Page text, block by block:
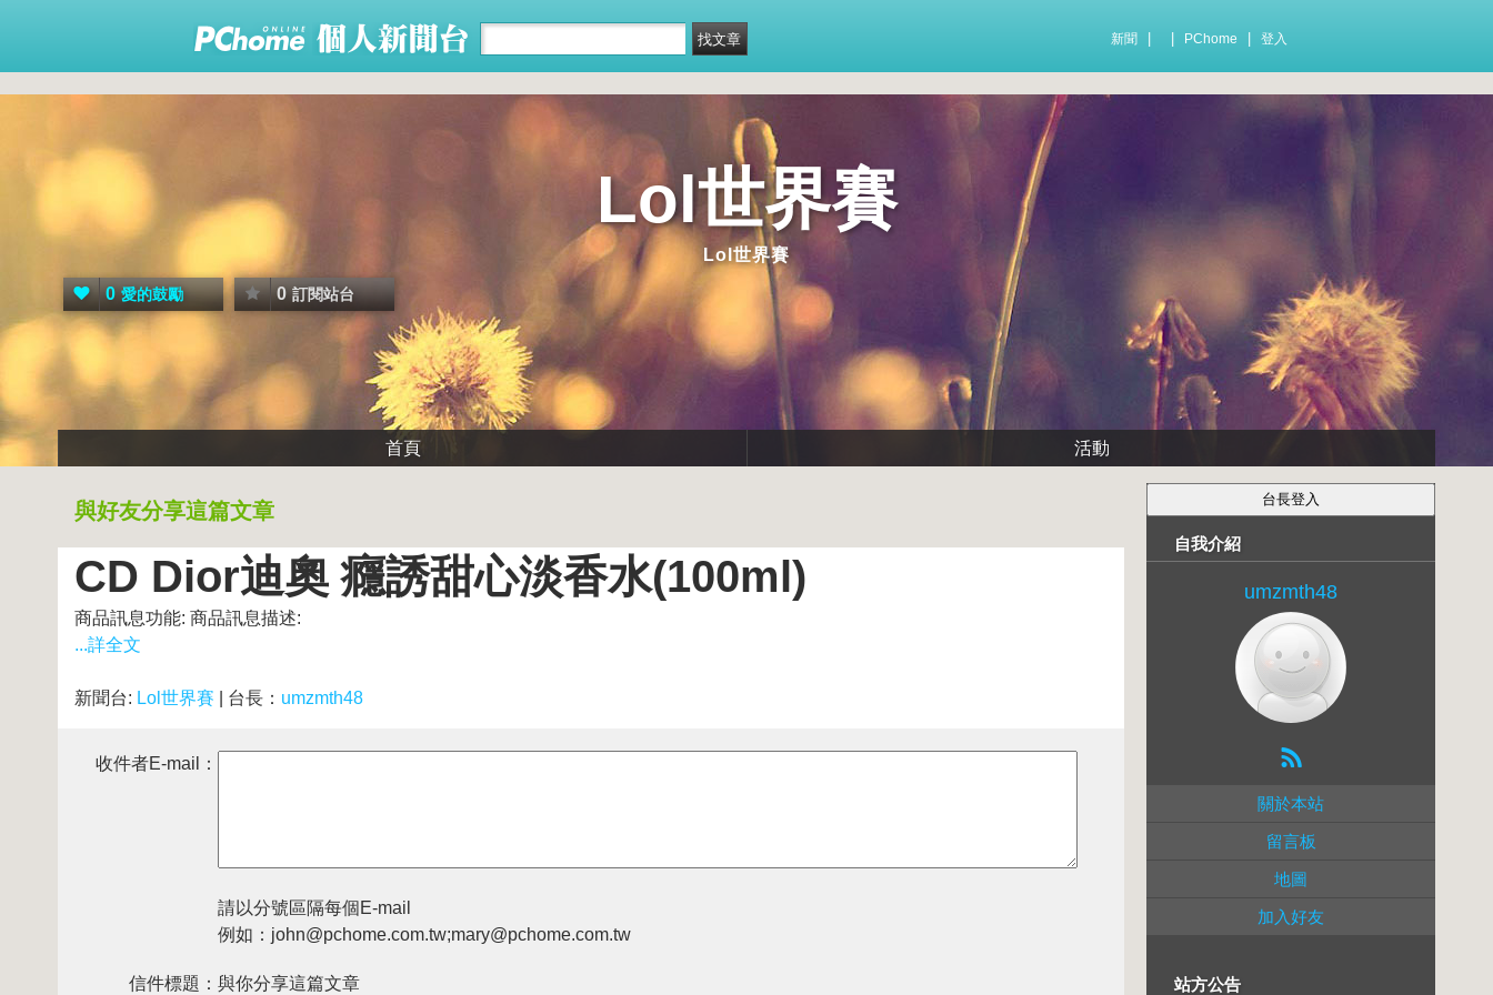
新聞 PChome 登入
Lol世界賽
Lol世界賽
0 愛的鼓勵 0 訂閱站台
首頁 活動
與好友分享這篇文章
CD Dior迪奧 癮誘甜心淡香水(100ml)
商品訊息功能: 商品訊息描述:
...詳全文
新聞台: Lol世界賽 | 台長： umzmth48
收件者E-mail：
請以分號區隔每個E-mail
例如：john@pchome.com.tw;mary@pchome.com.tw
信件標題： 與你分享這篇文章
自我介紹
umzmth48
關於本站
留言板
地圖
加入好友
站方公告